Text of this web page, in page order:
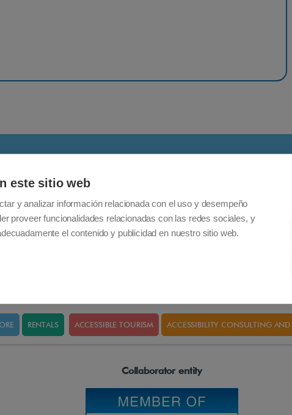
RENTALS ACCESSIBLE TOURISM ACCESSIBILITY CONSULTING AND
Collaborator entity
este sitio web
y analizar información relacionada con el uso y desempeño
proveer funcionalidades relacionadas con las redes sociales, y
el contenido y publicidad en nuestro sitio web.